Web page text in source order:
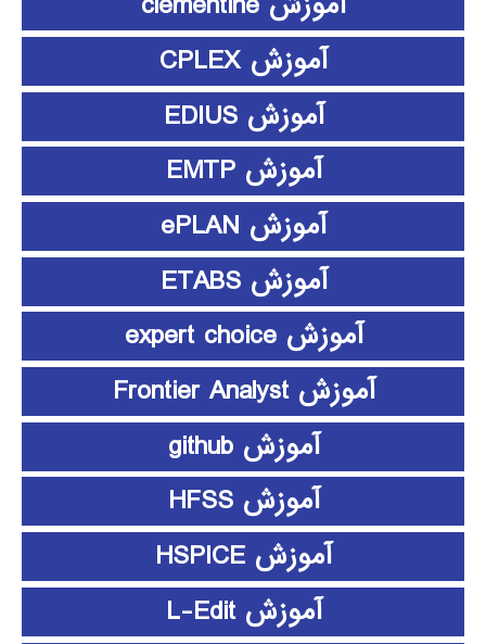
آموزش CPLEX
آموزش EDIUS
آموزش EMTP
آموزش ePLAN
آموزش ETABS
آموزش expert choice
آموزش Frontier Analyst
آموزش github
آموزش HFSS
آموزش HSPICE
آموزش L-Edit